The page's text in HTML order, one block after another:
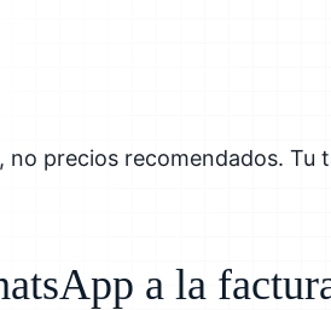
precios recomendados. Tu
a la